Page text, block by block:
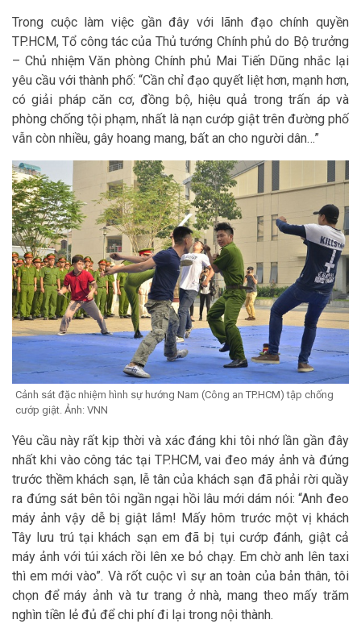
Trong cuộc làm việc gần đây với lãnh đạo chính quyền
TP.HCM, Tổ công tác của Thủ tướng Chính phủ do Bộ trưởng
– Chủ nhiệm Văn phòng Chính phủ Mai Tiến Dũng nhắc lại
yêu cầu với thành phố: “Cần chỉ đạo quyết liệt hơn, mạnh hơn,
có giải pháp căn cơ, đồng bộ, hiệu quả trong trấn áp và
phòng chống tội phạm, nhất là nạn cướp giật trên đường phố
vẫn còn nhiều, gây hoang mang, bất an cho người dân…”
Cảnh sát đặc nhiệm hình sự hướng Nam (Công an TP.HCM) tập chống
cướp giật. Ảnh: VNN
Yêu cầu này rất kịp thời và xác đáng khi tôi nhớ lần gần đây
nhất khi vào công tác tại TP.HCM, vai đeo máy ảnh và đứng
trước thềm khách sạn, lễ tân của khách sạn đã phải rời quầy
ra đứng sát bên tôi ngần ngại hồi lâu mới dám nói: “Anh đeo
máy ảnh vậy dễ bị giật lắm! Mấy hôm trước một vị khách
Tây lưu trú tại khách sạn em đã bị tụi cướp đánh, giật cả
máy ảnh với túi xách rồi lên xe bỏ chạy. Em chờ anh lên taxi
thì em mới vào”. Và rốt cuộc vì sự an toàn của bản thân, tôi
chọn để máy ảnh và tư trang ở nhà, mang theo mấy trăm
nghìn tiền lẻ đủ để chi phí đi lại trong nội thành.